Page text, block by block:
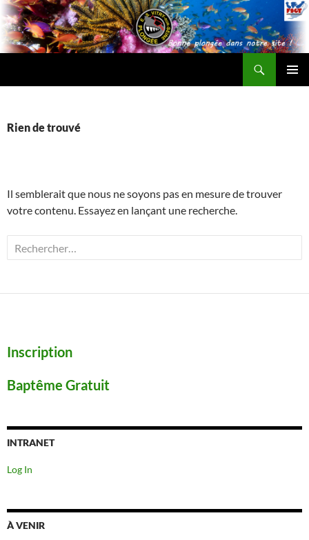
Rien de trouvé
Il semblerait que nous ne soyons pas en mesure de trouver
votre contenu. Essayez en lançant une recherche.
Rechercher :
Inscription
Baptême Gratuit
INTRANET
Log In
À VENIR